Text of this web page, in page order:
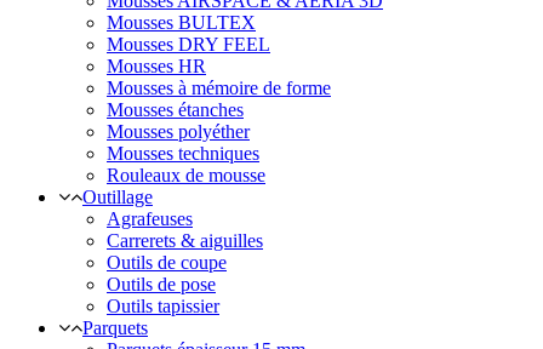
Mousses BULTEX
Mousses DRY FEEL
Mousses HR
Mousses à mémoire de forme
Mousses étanches
Mousses polyéther
Mousses techniques
Rouleaux de mousse
Outillage
Agrafeuses
Carrerets & aiguilles
Outils de coupe
Outils de pose
Outils tapissier
Parquets